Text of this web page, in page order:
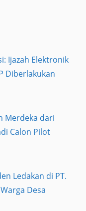
Ijazah Elektronik
Diberlakukan
Merdeka dari
Calon Pilot
Ledakan di PT.
Desa